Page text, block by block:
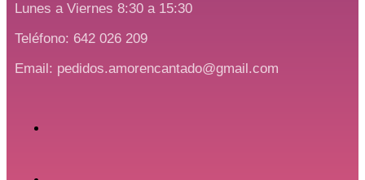
Lunes a Viernes 8:30 a 15:30
Teléfono: 642 026 209
Email: pedidos.amorencantado@gmail.com